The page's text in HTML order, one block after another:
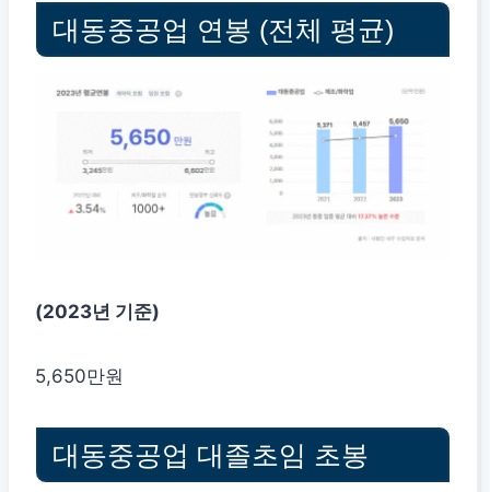
대동중공업 연봉 (전체 평균)
(2023년 기준)
5,650만원
대동중공업 대졸초임 초봉